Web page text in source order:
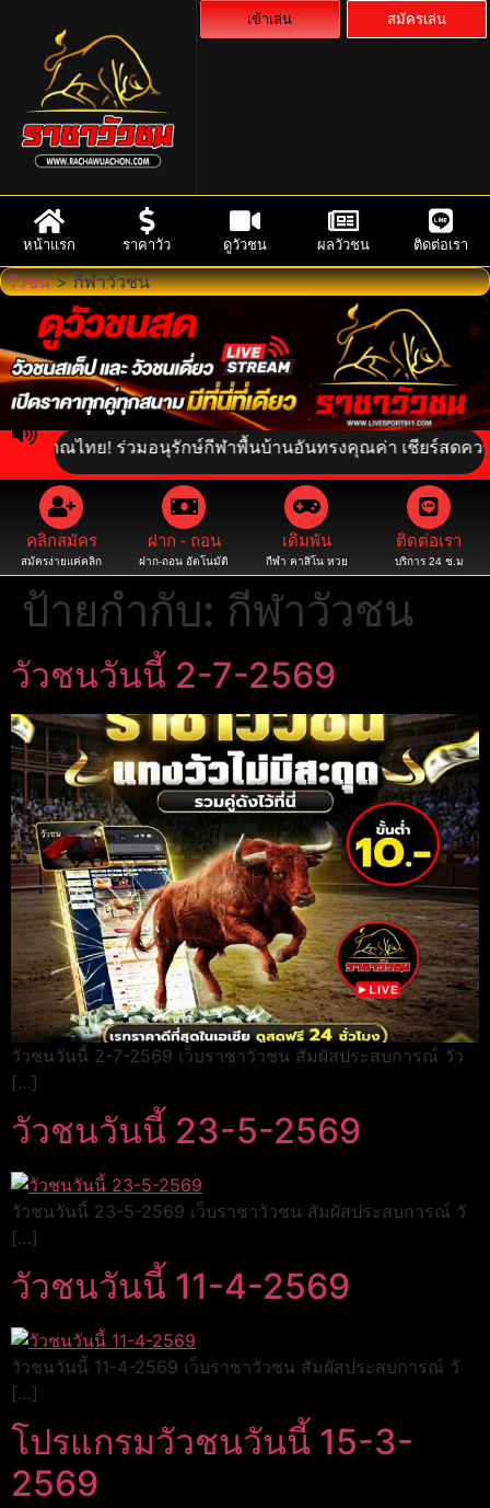
เข้าเล่น สมัครเล่น
หน้าแรก ราคาวัว ดูวัวชน ผลวัวชน ติดต่อเรา
วัวชน>กีฬาวัวชน
ณไทย! ร่วมอนุรักษ์กีฬาพื้นบ้านอันทรงคุณค่า เชียร์สดความเร้
คลิกสมัคร
สมัครง่ายแค่คลิก
ฝาก - ถอน
ฝาก-ถอน อัตโนมัติ
เดิมพัน
กีฬา คาสิโน หวย
ติดต่อเรา
บริการ 24 ช.ม
ป้ายกำกับ: กีฬาวัวชน
วัวชนวันนี้ 2-7-2569
วัวชนวันนี้ 2-7-2569 เว็บราชาวัวชน สัมผัสประสบการณ์ วัว
[…]
วัวชนวันนี้ 23-5-2569
วัวชนวันนี้ 23-5-2569 เว็บราชาวัวชน สัมผัสประสบการณ์ วั
[…]
วัวชนวันนี้ 11-4-2569
วัวชนวันนี้ 11-4-2569 เว็บราชาวัวชน สัมผัสประสบการณ์ วั
[…]
โปรแกรมวัวชนวันนี้ 15-3-
2569